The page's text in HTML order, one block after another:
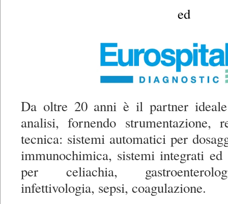
ed
Da oltre 20 anni è il partner
analisi, fornendo strumentazione,
tecnica: sistemi automatici per
immunochimica, sistemi integrati ed
per celiachia,
infettivologia, sepsi, coagulazione.